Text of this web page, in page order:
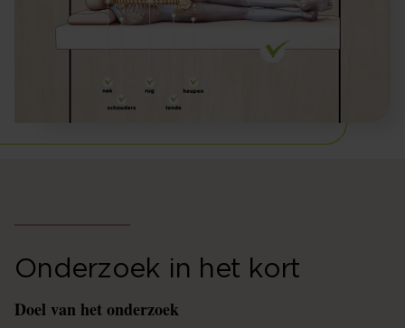
Onderzoek in het kort
Doel van het onderzoek